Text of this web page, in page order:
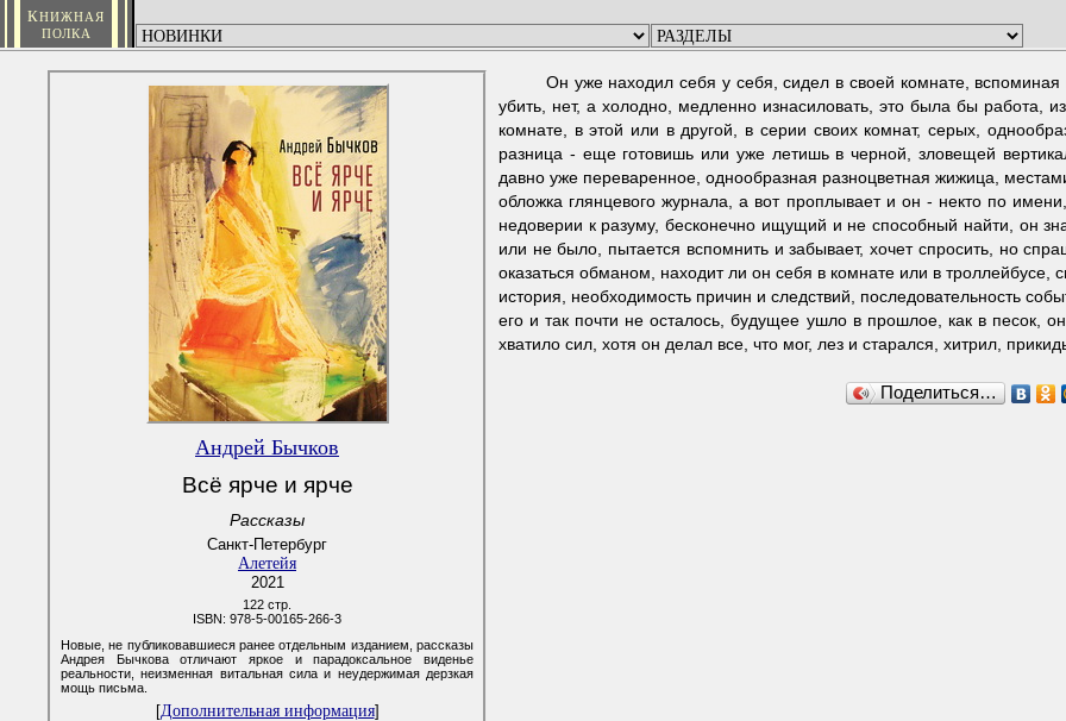
КНИЖНАЯ
ПОЛКА
Андрей Бычков
Всё ярче и ярче
Рассказы
Санкт-Петербург
Алетейя
2021
122 стр.
ISBN: 978-5-00165-266-3
Новые, не публиковавшиеся ранее отдельным изданием, рассказы
Андрея Бычкова отличают яркое и парадоксальное виденье
реальности, неизменная витальная сила и неудержимая дерзкая
мощь письма.
[Дополнительная информация]
Он уже находил себя у себя, сидел в своей комнате,
убить, нет, а холодно, медленно изнасиловать, это была бы работа,
комнате, в этой или в другой, в серии своих комнат, серых,
разница - еще готовишь или уже летишь в черной, зловещей
давно уже переваренное, однообразная разноцветная жижица,
обложка глянцевого журнала, а вот проплывает и он - некто по
недоверии к разуму, бесконечно ищущий и не способный найти, он
или не было, пытается вспомнить и забывает, хочет спросить, но
оказаться обманом, находит ли он себя в комнате или в троллейбусе,
история, необходимость причин и следствий, последовательность
его и так почти не осталось, будущее ушло в прошлое, как в песок,
хватило сил, хотя он делал все, что мог, лез и старался, хитрил,
Поделиться…